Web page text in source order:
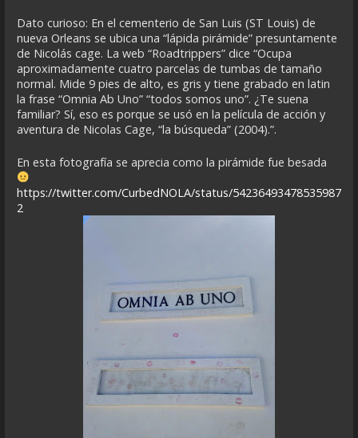
Dato curioso: En el cementerio de San Luis (ST Louis) de
nueva Orleans se ubica una “lápida pirámide” presuntamente
de Nicolás cage. La web “Roadtrippers” dice “Ocupa
aproximadamente cuatro parcelas de tumbas de tamaño
normal. Mide 9 pies de alto, es gris y tiene grabado en latin
la frase “Omnia Ab Uno” “todos somos uno”. ¿Te suena
familiar? Sí, eso es porque se usó en la película de acción y
aventura de Nicolas Cage, “la búsqueda” (2004).”.
En esta fotografía se aprecia como la pirámide fue besada
https://twitter.com/CurbedNOLA/status/54236493478535987
2